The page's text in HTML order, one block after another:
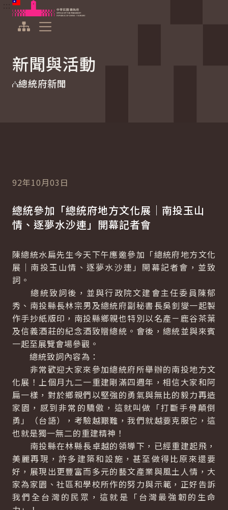
跳到主要內容
中華民國總統府
新聞與活動
總統府新聞
92年10月03日
總統參加「總統府地方文化展｜南投玉山
情、逐夢水沙連」開幕記者會
陳總統水扁先生今天下午應邀參加「總統府地方文化
展｜南投玉山情、逐夢水沙連」開幕記者會，並致
詞。
總統致詞後，並與行政院文建會主任委員陳郁
秀、南投縣長林宗男及總統府副秘書長吳釗燮一起製
作手抄紙版印，南投縣鄉親也特別以名產－鹿谷茶葉
及信義酒莊的紀念酒致贈總統。會後，總統並與來賓
一起至展覽會場參觀。
總統致詞內容為：
非常歡迎大家來參加總統府所舉辦的南投地方文
化展！上個月九二一重建剛滿四週年，相信大家和阿
扁一樣，對於鄉親們以堅強的勇氣與無比的毅力再造
家園，感到非常的驕傲，這就叫做「打斷手骨顛倒
勇」（台語），考驗越艱難，我們就越要克服它，這
也就是獨一無二的重建精神！
南投縣在林縣長卓越的領導下，已經重建起飛，
美麗再現，許多建築和設施，甚至做得比原來還要
好，展現出更豐富而多元的藝文產業與風土人情，大
家為家園、社區和學校所作的努力與示範，正好告訴
我們全台灣的民眾，這就是「台灣最強韌的生命